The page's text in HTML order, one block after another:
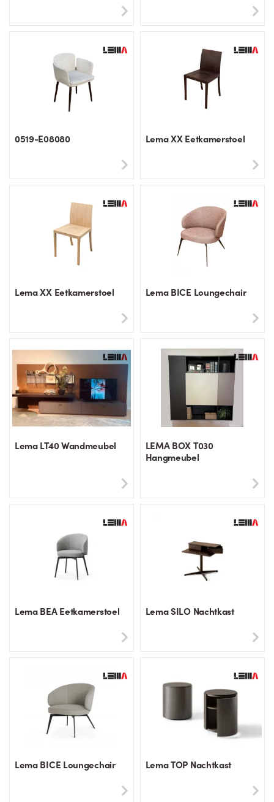
0519-E08080 Lema XX Eetkamerstoel
Lema XX Eetkamerstoel Lema BICE Loungechair
Lema LT40 Wandmeubel
LEMA BOX T030
Hangmeubel
Lema BEA Eetkamerstoel Lema SILO Nachtkast
Lema BICE Loungechair Lema TOP Nachtkast